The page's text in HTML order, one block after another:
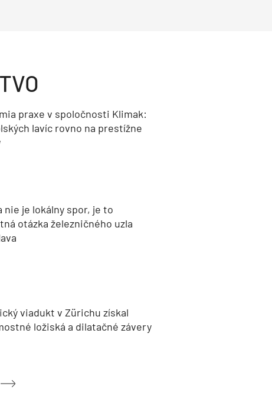
praxe v spoločnosti Klimak:
lavíc rovno na prestížne
nie je lokálny spor, je to
otázka železničného uzla
viadukt v Zürichu získal
ložiská a dilatačné závery